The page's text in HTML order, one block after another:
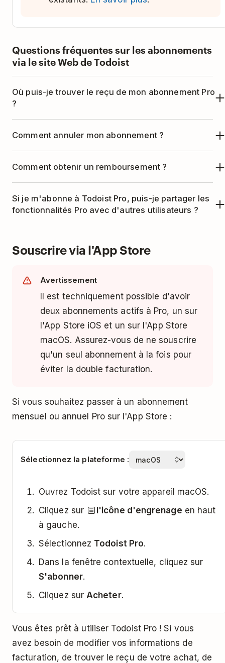
Questions fréquentes sur les abonnements
via le site Web de Todoist
Où puis-je trouver le reçu de mon abonnement Pro
?
abonnement Pro dans votre navigateur en
Comment annuler mon abonnement ?
instructions.
Comment obtenir un remboursement ?
pouvez obtenir un remboursement dans les 30
instructions sur les demandes de
Si je m'abonne à Todoist Pro, puis-je partager les
fonctionnalités Pro avec d'autres utilisateurs ?
avoir son propre abonnement Pro.
Souscrire via l'App Store
Avertissement
Il est techniquement possible d'avoir
deux abonnements actifs à Pro, un sur
l'App Store iOS et un sur l'App Store
macOS. Assurez-vous de ne souscrire
qu'un seul abonnement à la fois pour
éviter la double facturation.
Si vous souhaitez passer à un abonnement
mensuel ou annuel Pro sur l'App Store :
Sélectionnez la plateforme :
Ouvrez Todoist sur votre appareil macOS.
Cliquez sur
l'icône d'engrenage en haut
à gauche.
Sélectionnez Todoist Pro.
Dans la fenêtre contextuelle, cliquez sur
S'abonner.
Cliquez surAcheter.
Vous êtes prêt à utiliser Todoist Pro ! Si vous
avez besoin de modifier vos informations de
facturation, de trouver le reçu de votre achat, de